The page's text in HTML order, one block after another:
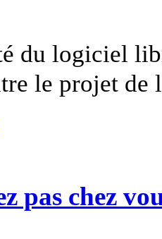
du logiciel
le projet de
pas chez